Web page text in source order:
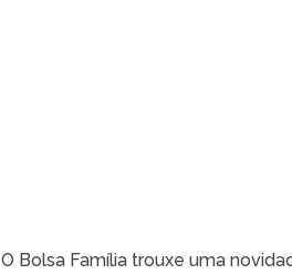
O Bolsa Família trouxe uma